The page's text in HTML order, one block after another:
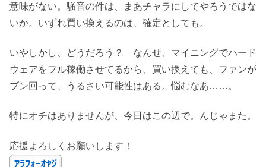
意味がない。騒音の件は、まあチャラにしてやろうではな
いか。いずれ買い換えるのは、確定としても。
いやしかし、どうだろう？ なんせ、マイニングでハード
ウェアをフル稼働させてるから、買い換えても、ファンが
ブン回って、うるさい可能性はある。悩むなあ……。
特にオチはありませんが、今日はこの辺で。んじゃまた。
応援よろしくお願いします！